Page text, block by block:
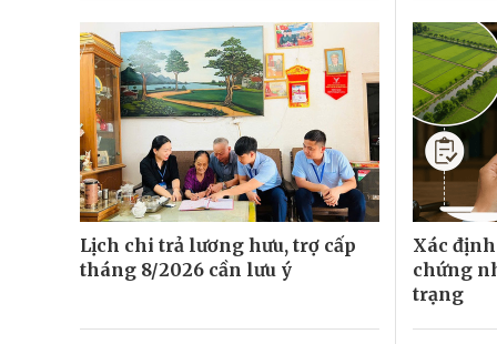
Lịch chi trả lương hưu, trợ cấp
tháng 8/2026 cần lưu ý
Xác
chứng
trạng